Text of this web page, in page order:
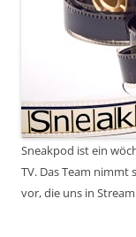
Sneakpod ist ein
TV. Das Team nimmt
vor, die uns in